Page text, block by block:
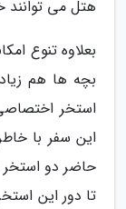
هتل می توانند
بعلاوه تنوع
بچه ها هم
استخر
این سفر با
حاضر دو استخر
تا دور این